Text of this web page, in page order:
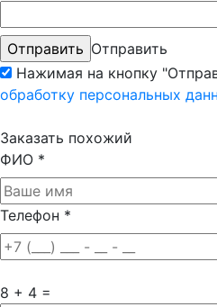
Отправить
Нажимая на кнопку
обработку персональных
Заказать похожий
ФИО *
Телефон *
8 + 4 =